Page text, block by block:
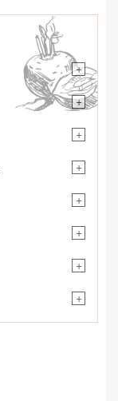
+
+
+
+
+
+
+
+